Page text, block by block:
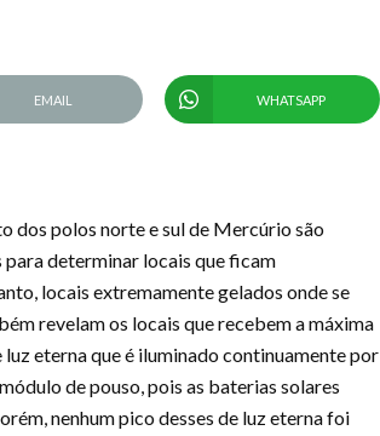
EMAIL WHATSAPP
dos polos norte e sul de Mercúrio são
para determinar locais que ficam
locais extremamente gelados onde se
revelam os locais que recebem a máxima
eterna que é iluminado continuamente por
de pouso, pois as baterias solares
nenhum pico desses de luz eterna foi